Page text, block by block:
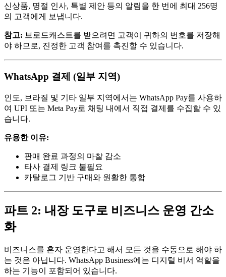
신상품, 명절 인사, 특별 제안 등의 알림을 한 번에 최대 256명
의 고객에게 보냅니다.
참고: 브로드캐스트를 받으려면 고객이 귀하의 번호를 저장해
야 하므로, 진정한 고객 참여를 촉진할 수 있습니다.
WhatsApp 결제 (일부 지역)
인도, 브라질 및 기타 일부 지역에서는 WhatsApp Pay를 사용하
여 UPI 또는 Meta Pay로 채팅 내에서 직접 결제를 수집할 수 있
습니다.
유용한 이유:
판매 완료 과정의 마찰 감소
타사 결제 링크 불필요
카탈로그 기반 구매와 원활한 통합
파트 2: 내장 도구로 비즈니스 운영 간소
화
비즈니스를 혼자 운영한다고 해서 모든 것을 수동으로 해야 하
는 것은 아닙니다. WhatsApp Business에는 디지털 비서 역할을
하는 기능이 포함되어 있습니다.